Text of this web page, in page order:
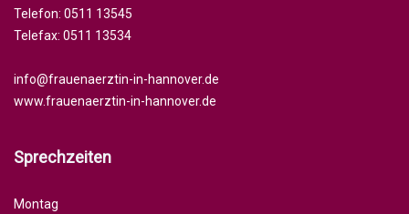
Telefon: 0511 13545
Telefax: 0511 13534
info@frauenaerztin-in-hannover.de
www.frauenaerztin-in-hannover.de
Sprechzeiten
Montag